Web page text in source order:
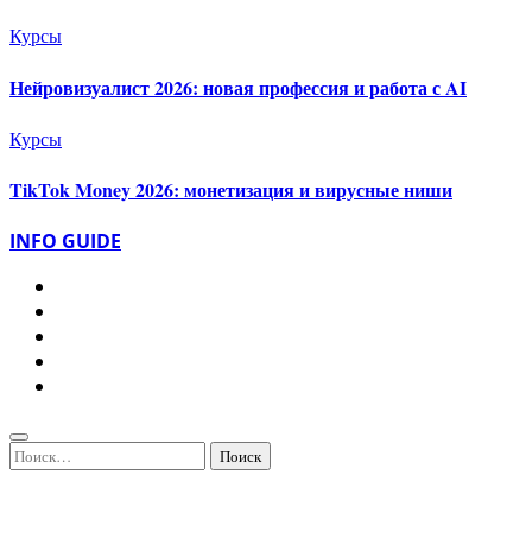
Курсы
Нейровизуалист 2026: новая профессия и работа с AI
Курсы
TikTok Money 2026: монетизация и вирусные ниши
INFO GUIDE
Найти: